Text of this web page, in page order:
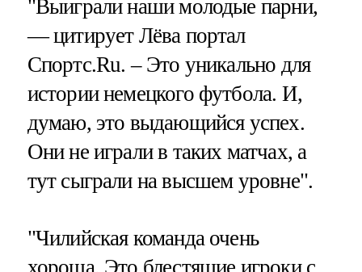
"Выиграли наши молодые парни,
— цитирует Лёва портал
Спортс.Ru. – Это уникально для
истории немецкого футбола. И,
думаю, это выдающийся успех.
Они не играли в таких матчах, а
тут сыграли на высшем уровне".
"Чилийская команда очень